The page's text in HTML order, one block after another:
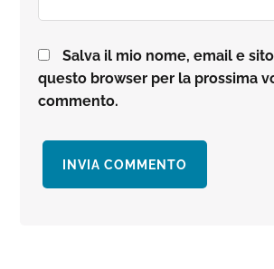
Salva il mio nome, email e
questo browser per la prossima
commento.